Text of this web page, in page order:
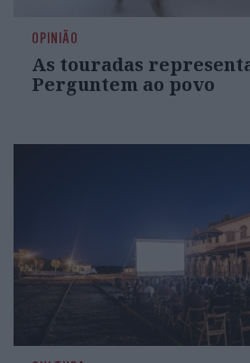
OPINIÃO
As touradas
Perguntem ao povo